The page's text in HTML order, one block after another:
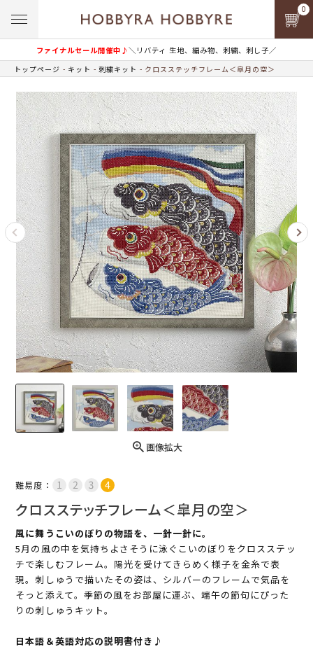
ファイナルセール開催中♪＼リバティ 生地、編み物、刺繍、刺し子／
0
トップページ キット 刺繍キット クロスステッチフレーム＜皐月の空＞
画像拡大
難易度：
クロスステッチフレーム＜皐月の空＞
風に舞うこいのぼりの物語を、一針一針に。
5月の風の中を気持ちよさそうに泳ぐこいのぼりをクロスステッ
チで楽しむフレーム。陽光を受けてきらめく様子を金糸で表
現。刺しゅうで描いたその姿は、シルバーのフレームで気品を
そっと添えて。季節の風をお部屋に運ぶ、端午の節句にぴった
りの刺しゅうキット。
日本語＆英語対応の説明書付き♪